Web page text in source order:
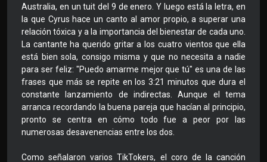
Australia, en un tuit del 9 de enero. Y luego está la letra, en
la que Cyrus hace un canto al amor propio, a superar una
relación tóxica y a la importancia del bienestar de cada uno.
La cantante ha querido gritar a los cuatro vientos que ella
está bien sola, consigo misma y que no necesita a nadie
para ser feliz: "Puedo amarme mejor que tú" es una de las
frases que más se repite en los 3:21 minutos que dura el
constante lanzamiento de indirectas. Aunque el tema
arranca recordando la buena pareja que hacían al principio,
pronto se centra en cómo todo fue a peor por las
numerosas desavenencias entre los dos.
Como señalaron varios TikTokers, el coro de la canción